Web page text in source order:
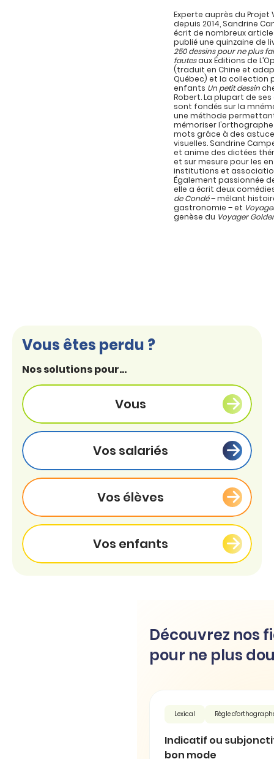
Experte auprès du Projet
depuis 2014, Sandrine
écrit de nombreux
publié une quinzaine de
250 dessins pour ne plus
fautesaux Éditions de
(traduit en Chine et
Québec) et la collection
enfants Un petit dessin
Robert. La plupart de
sont fondés sur la
une méthode
mémoriser
mots grâce à des
visuelles. Sandrine
et anime des dictées
et sur mesure pour les
institutions et
Également passionnée
elle a écrit deux
de Condé– mêlant
gastronomie – et
genèse du Voyager
Vous êtes perdu ?
Nos solutions pour...
Vous
Vos salariés
Vos élèves
Vos enfants
Découvrez nos
pour ne plus
Lexical Règle
Indicatif ou
bon mode